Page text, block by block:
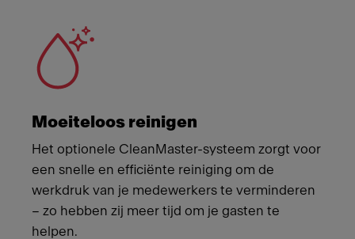
Moeiteloos reinigen
Het optionele CleanMaster-systeem zorgt voor
een snelle en efficiënte reiniging om de
werkdruk van je medewerkers te verminderen
– zo hebben zij meer tijd om je gasten te
helpen.